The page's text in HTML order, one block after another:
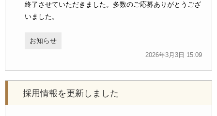
終了させていただきました。多数のご応募ありがとうござ
いました。
お知らせ
2026年3月3日 15:09
採用情報を更新しました